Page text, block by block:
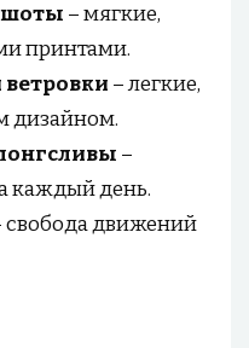
– мягкие,
принтами.
– легкие,
дизайном.
–
каждый день.
свобода движений